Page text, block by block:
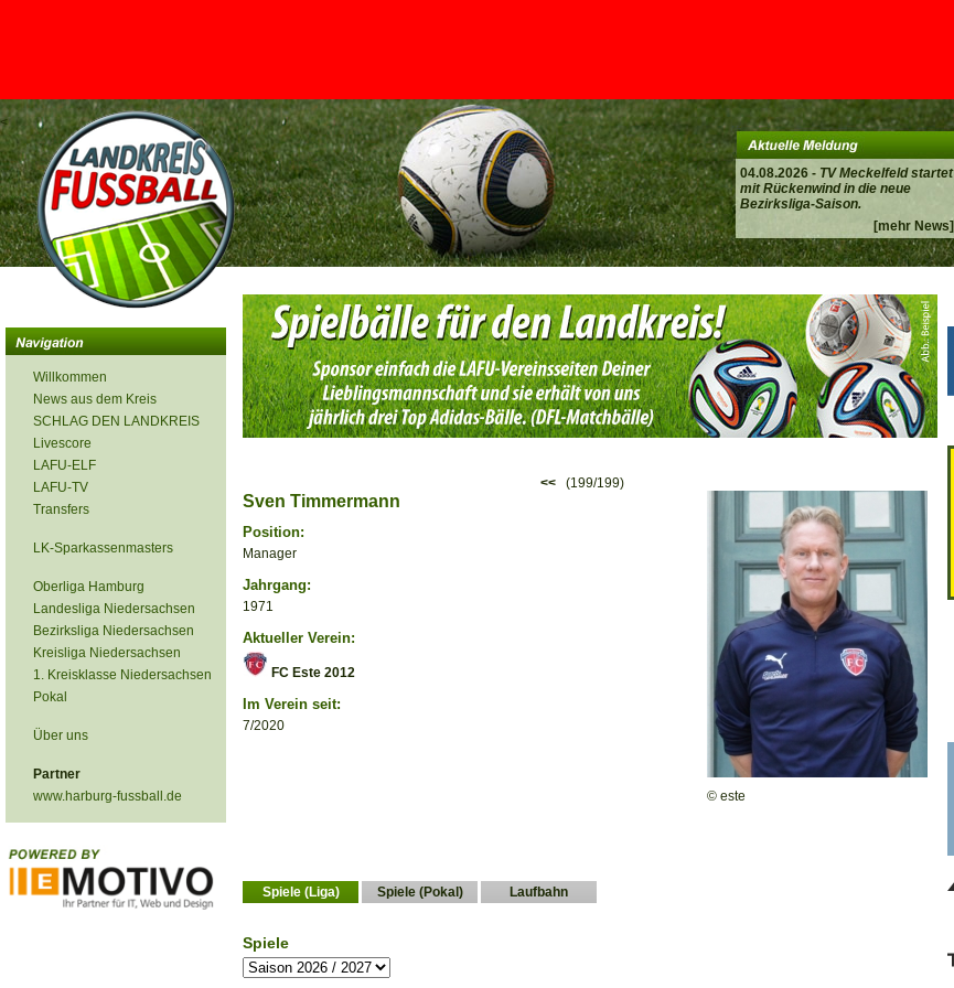
04.08.2026 - TV Meckelfeld startet
mit Rückenwind in die neue
Bezirksliga-Saison.
[mehr News]
<
Willkommen
News aus dem Kreis
SCHLAG DEN LANDKREIS
Livescore
LAFU-ELF
LAFU-TV
Transfers
LK-Sparkassenmasters
Oberliga Hamburg
Landesliga Niedersachsen
Bezirksliga Niedersachsen
Kreisliga Niedersachsen
1. Kreisklasse Niedersachsen
Pokal
Über uns
Partner
www.harburg-fussball.de
<<(199/199)
© este
Sven Timmermann
Position:
Manager
Jahrgang:
1971
Aktueller Verein:
FC Este 2012
Im Verein seit:
7/2020
Spiele (Liga) Spiele (Pokal) Laufbahn
Spiele